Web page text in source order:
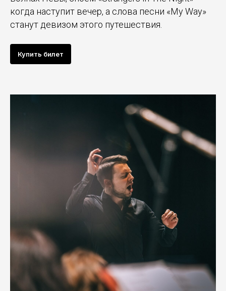
когда наступит вечер, а слова песни «My Way»
станут девизом этого путешествия.
Купить билет